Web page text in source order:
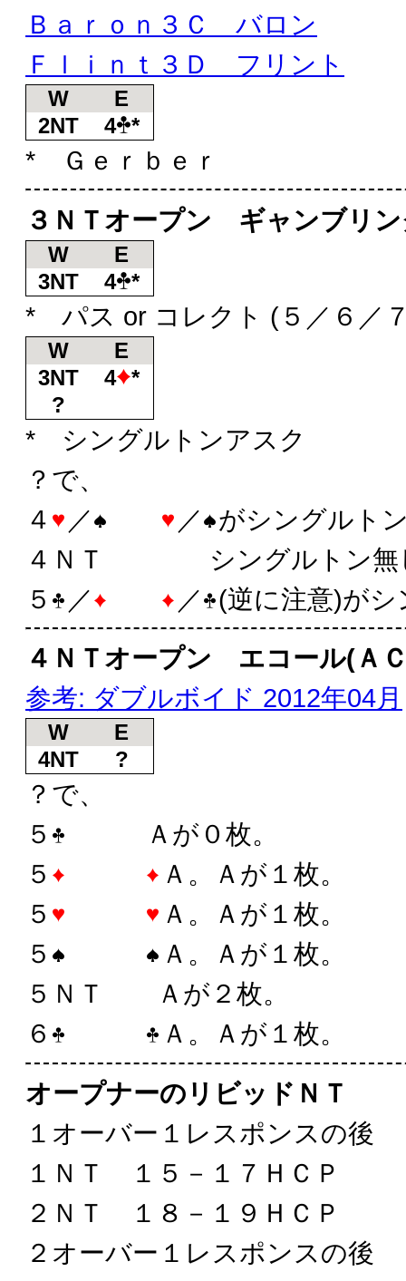
Ｂａｒｏｎ３Ｃ バロン
Ｆｌｉｎｔ３Ｄ フリント
W
E
2NT
4 *
* Ｇｅｒｂｅｒ
３ＮＴオープン ギャンブリ
W
E
3NT
4 *
* パス or コレクト (５／６／
W
E
3NT
4
*
?
* シングルトンアスク
？で、
４
／ ／
がシングルト
４ＮＴ シングルトン無
５
／ ／
(逆に注意)が
４ＮＴオープン エコール(Ａ
参考: ダブルボイド 2012年04月
W
E
4NT
?
？で、
５
Ａが０枚。
５
Ａ。Ａが１枚。
５
Ａ。Ａが１枚。
５
Ａ。Ａが１枚。
５ＮＴ Ａが２枚。
６
Ａ。Ａが１枚。
オープナーのリビッドＮＴ
１オーバー１レスポンスの後
１ＮＴ １５－１７ＨＣＰ
２ＮＴ １８－１９ＨＣＰ
２オーバー１レスポンスの後